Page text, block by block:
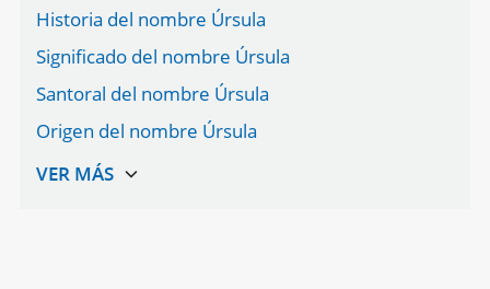
Historia del nombre Úrsula
Significado del nombre Úrsula
Santoral del nombre Úrsula
Origen del nombre Úrsula